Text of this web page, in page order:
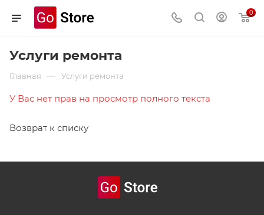
0
Услуги ремонта
Главная — Услуги ремонта
У Вас нет прав на просмотр полного текста
Возврат к списку